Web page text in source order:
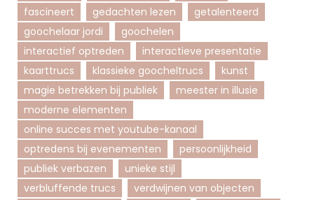
fascineert
gedachten lezen
getalenteerd
goochelaar jordi
goochelen
interactief optreden
interactieve presentatie
kaarttrucs
klassieke goocheltrucs
kunst
magie betrekken bij publiek
meester in illusie
moderne elementen
online succes met youtube-kanaal
optredens bij evenementen
persoonlijkheid
publiek verbazen
unieke stijl
verbluffende trucs
verdwijnen van objecten